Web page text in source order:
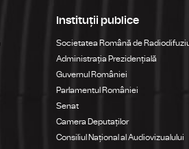
Instituții publice
Societatea Română de
Administrația Prezidențială
Guvernul României
Parlamentul României
Senat
Camera Deputaților
Consiliul Național al Audiovizualului